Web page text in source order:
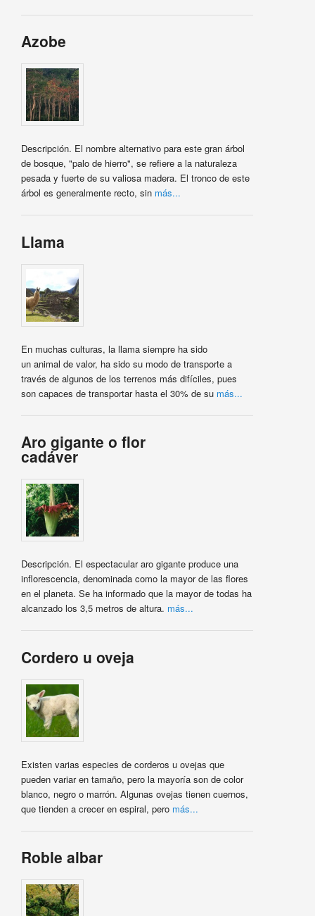
Azobe
Descripción. El nombre alternativo para este gran árbol
de bosque, "palo de hierro", se refiere a la naturaleza
pesada y fuerte de su valiosa madera. El tronco de este
árbol es generalmente recto, sin más...
Llama
En muchas culturas, la llama siempre ha sido
un animal de valor, ha sido su modo de transporte a
través de algunos de los terrenos más difíciles, pues
son capaces de transportar hasta el 30% de su más...
Aro gigante o flor
cadáver
Descripción. El espectacular aro gigante produce una
inflorescencia, denominada como la mayor de las flores
en el planeta. Se ha informado que la mayor de todas ha
alcanzado los 3,5 metros de altura. más...
Cordero u oveja
Existen varias especies de corderos u ovejas que
pueden variar en tamaño, pero la mayoría son de color
blanco, negro o marrón. Algunas ovejas tienen cuernos,
que tienden a crecer en espiral, pero más...
Roble albar